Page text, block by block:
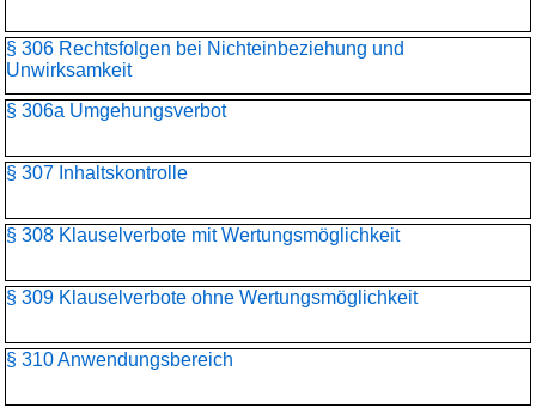
§ 306 Rechtsfolgen bei Nichteinbeziehung und
Unwirksamkeit
§ 306a Umgehungsverbot
§ 307 Inhaltskontrolle
§ 308 Klauselverbote mit Wertungsmöglichkeit
§ 309 Klauselverbote ohne Wertungsmöglichkeit
§ 310 Anwendungsbereich